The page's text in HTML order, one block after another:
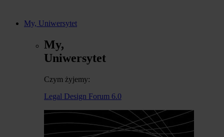
My, Uniwersytet
My,
Uniwersytet
Czym żyjemy:
Legal Design Forum 6.0